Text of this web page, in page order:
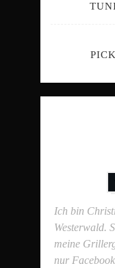
Ich bin
Westerwald.
meine
nur